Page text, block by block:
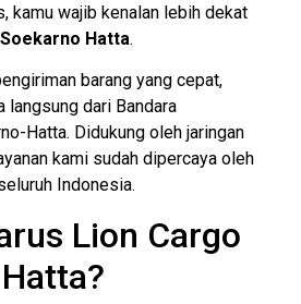
kamu wajib kenalan lebih dekat
Hatta.
barang yang cepat,
langsung dari Bandara
Hatta. Didukung oleh jaringan
kami sudah dipercaya oleh
Indonesia.
Lion Cargo